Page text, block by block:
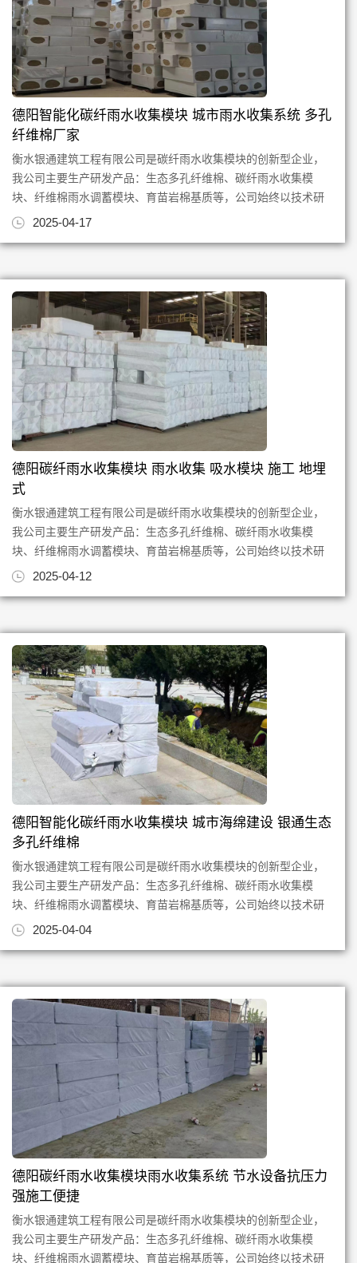
德阳智能化碳纤雨水收集模块 城市雨水收集系统 多孔
纤维棉厂家
衡水银通建筑工程有限公司是碳纤雨水收集模块的创新型企业，
我公司主要生产研发产品：生态多孔纤维棉、碳纤雨水收集模
块、纤维棉雨水调蓄模块、育苗岩棉基质等，公司始终以技术研
发创新为根，质量为本，专注...
2025-04-17
德阳碳纤雨水收集模块 雨水收集 吸水模块 施工 地埋
式
衡水银通建筑工程有限公司是碳纤雨水收集模块的创新型企业，
我公司主要生产研发产品：生态多孔纤维棉、碳纤雨水收集模
块、纤维棉雨水调蓄模块、育苗岩棉基质等，公司始终以技术研
发创新为根，质量为本，专注...
2025-04-12
德阳智能化碳纤雨水收集模块 城市海绵建设 银通生态
多孔纤维棉
衡水银通建筑工程有限公司是碳纤雨水收集模块的创新型企业，
我公司主要生产研发产品：生态多孔纤维棉、碳纤雨水收集模
块、纤维棉雨水调蓄模块、育苗岩棉基质等，公司始终以技术研
发创新为根，质量为本，专注...
2025-04-04
德阳碳纤雨水收集模块雨水收集系统 节水设备抗压力
强施工便捷
衡水银通建筑工程有限公司是碳纤雨水收集模块的创新型企业，
我公司主要生产研发产品：生态多孔纤维棉、碳纤雨水收集模
块、纤维棉雨水调蓄模块、育苗岩棉基质等，公司始终以技术研